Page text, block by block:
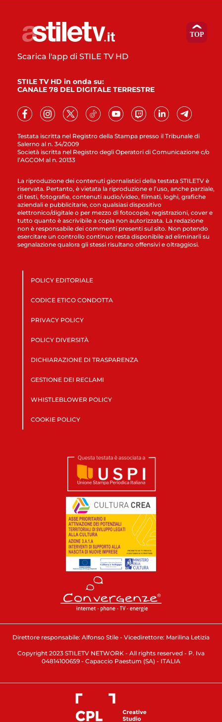
Testata iscritta nel Registro della Stampa presso il Tribunale di
Salerno al n. 34/2009
Società iscritta nel Registro degli Operatori di Comunicazione c/o
l’AGCOM al n. 20133
Scarica l'app di STILE TV HD
STILE TV HD in onda su:
CANALE 78 DEL DIGITALE TERRESTRE
La riproduzione dei contenuti giornalistici della testata STILETV è
riservata. Pertanto, è vietata la riproduzione e l’uso, anche parziale,
di testi, fotografie, contenuti audio/video, filmati, loghi, grafiche
aziendali e pubblicitarie, con qualsiasi dispositivo
elettronico/digitale o per mezzo di fotocopie, registrazioni, cover e
tutto quanto è ascrivibile a copia non autorizzata. La redazione
non è responsabile dei commenti presenti sul sito. Non potendo
esercitare un controllo continuo resta disponibile ad eliminarli su
segnalazione qualora gli stessi risultano offensivi e oltraggiosi.
POLICY EDITORIALE
CODICE ETICO CONDOTTA
PRIVACY POLICY
POLICY DIVERSITÀ
DICHIARAZIONE DI TRASPARENZA
GESTIONE DEI RECLAMI
WHISTLEBLOWER POLICY
COOKIE POLICY
Direttore responsabile: Alfonso Stile - Vicedirettore: Marilina Letizia
Copyright 2023 STILETV NETWORK - All rights reserved - P. Iva
04814100659 - Capaccio Paestum (SA) - ITALIA